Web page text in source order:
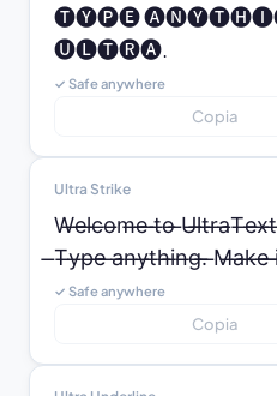
🅣🅨🅟🅔
🅤🅛🅣🅡🅐.
✓ Safe anywhere
Copia
Ultra Strike
W̶e̶l̶c̶o̶m̶e̶ ̶t̶o̶
̶T̶y̶p̶e̶ ̶a̶n̶y̶t̶h̶i̶n̶g̶.̶ ̶M̶a̶k̶e̶
✓ Safe anywhere
Copia